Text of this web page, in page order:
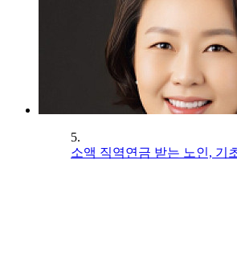
5.
소액 직역연금 받는 노인, 기